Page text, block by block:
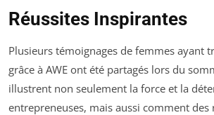
Réussites Inspirantes
Plusieurs témoignages de femmes ayant
grâce à AWE ont été partagés lors du
illustrent non seulement la force et la
entrepreneuses, mais aussi comment des